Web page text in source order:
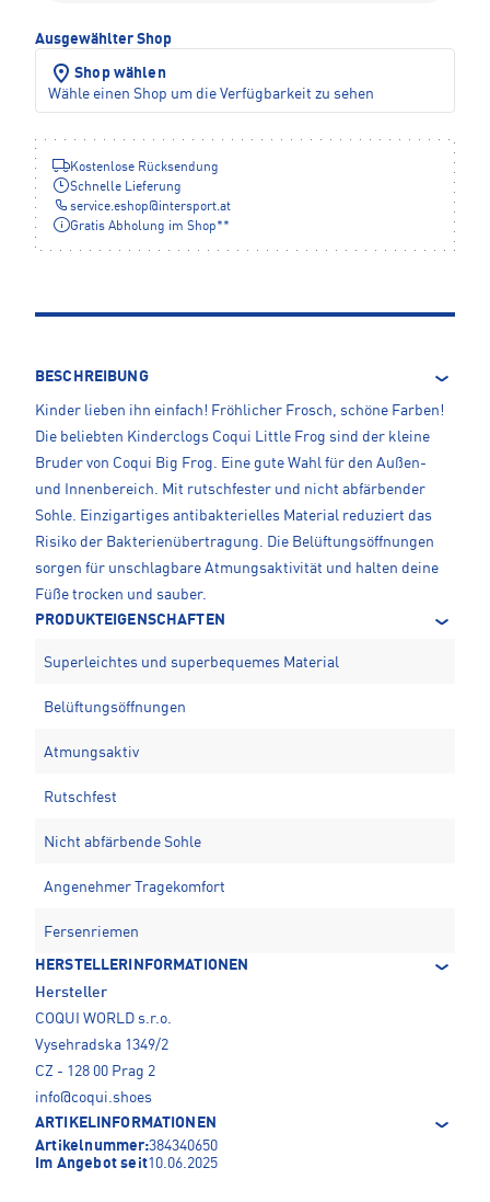
Ausgewählter Shop
Shop wählen
Wähle einen Shop um die Verfügbarkeit zu sehen
Kostenlose Rücksendung
Schnelle Lieferung
service.eshop@intersport.at
Gratis Abholung im Shop**
BESCHREIBUNG
Kinder lieben ihn einfach! Fröhlicher Frosch, schöne Farben!
Die beliebten Kinderclogs Coqui Little Frog sind der kleine
Bruder von Coqui Big Frog. Eine gute Wahl für den Außen-
und Innenbereich. Mit rutschfester und nicht abfärbender
Sohle. Einzigartiges antibakterielles Material reduziert das
Risiko der Bakterienübertragung. Die Belüftungsöffnungen
sorgen für unschlagbare Atmungsaktivität und halten deine
Füße trocken und sauber.
PRODUKTEIGENSCHAFTEN
Superleichtes und superbequemes Material
Belüftungsöffnungen
Atmungsaktiv
Rutschfest
Nicht abfärbende Sohle
Angenehmer Tragekomfort
Fersenriemen
HERSTELLERINFORMATIONEN
Hersteller
COQUI WORLD s.r.o.
Vysehradska 1349/2
CZ - 128 00 Prag 2
info@coqui.shoes
ARTIKELINFORMATIONEN
Artikelnummer:384340650
Im Angebot seit10.06.2025